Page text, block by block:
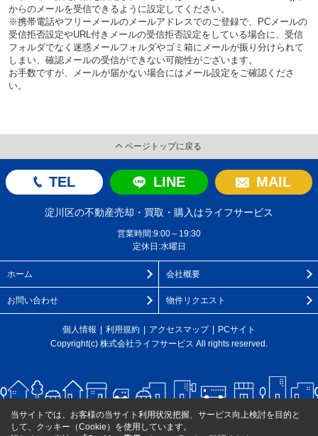
からのメールを受信できるように設定してください。
※携帯電話やフリーメールのメールアドレスでのご登録で、PCメールの
受信拒否設定やURL付きメールの受信拒否設定をしている場合に、受信
フォルダでなく迷惑メールフォルダやゴミ箱にメールが振り分けられて
しまい、確認メールの受信ができない可能性がございます。
お手数ですが、メールが届かない場合にはメール設定をご確認くださ
い。
ページトップに戻る
TEL LINE MAIL
淀川区の不動産売却・買取・購入はライフサービス
営業時間:9:00～19:30
定休日:水曜日
ホーム 会社概要
お問い合わせ 物件リクエスト
個人情報 利用規約 アクセスマップ
PCサイト
Copyright(c) 株式会社ライフサービス All rights reserved.
当サイトでは、お客様の当サイト利用状況把握、サービス向上検討を目的と
して、クッキー（Cookie）を使用しています。